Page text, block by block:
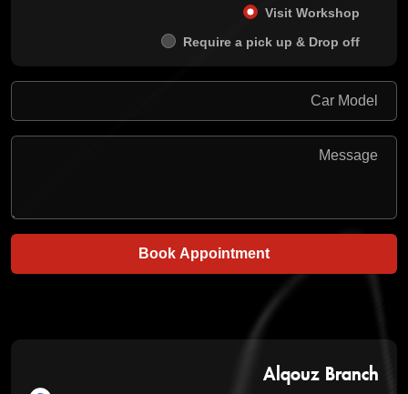
Visit Workshop
Require a pick up & Drop off
Book Appointment
Alqouz Branch